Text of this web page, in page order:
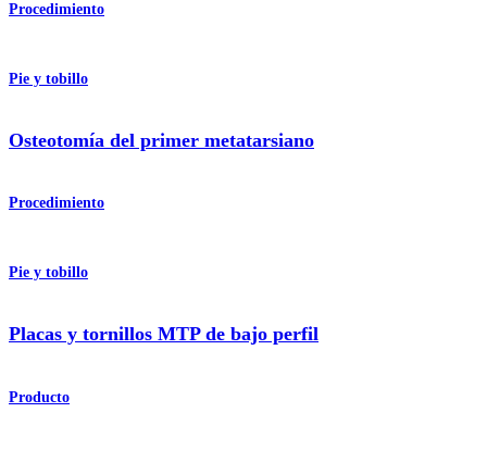
Procedimiento
Pie y tobillo
Osteotomía del primer metatarsiano
Procedimiento
Pie y tobillo
Placas y tornillos MTP de bajo perfil
Producto